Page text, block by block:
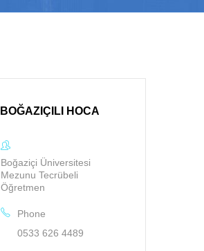
BOĞAZIÇILI HOCA
Boğaziçi Üniversitesi
Mezunu Tecrübeli
Öğretmen
Phone
0533 626 4489